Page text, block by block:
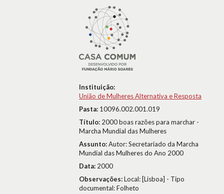
Instituição:
União de Mulheres Alternativa e Resposta
Pasta: 10096.002.001.019
Título: 2000 boas razões para marchar -
Marcha Mundial das Mulheres
Assunto:Autor: Secretariado da Marcha
Mundial das Mulheres do Ano 2000
Data: 2000
Observações:Local: [Lisboa] - Tipo
documental: Folheto